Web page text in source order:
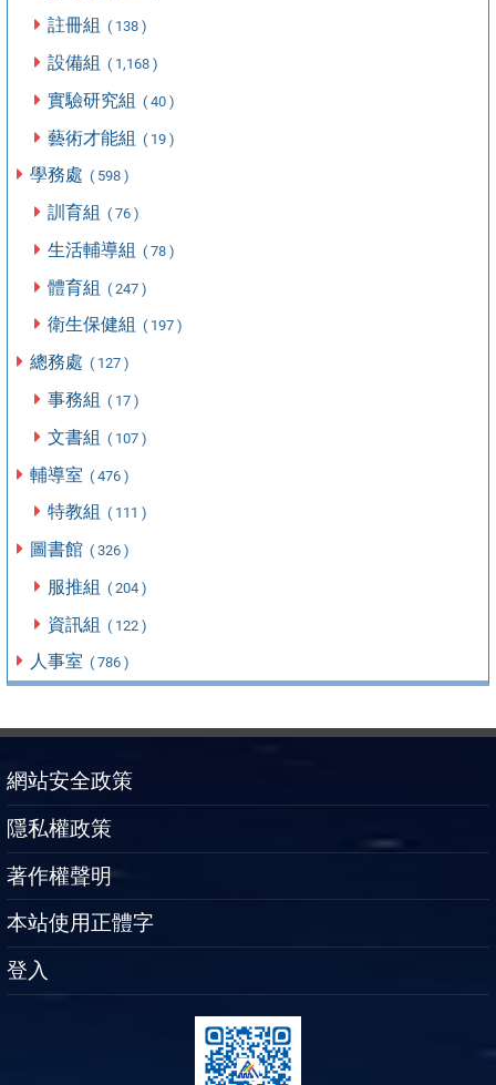
註冊組 ( 138 )
設備組 ( 1,168 )
實驗研究組 ( 40 )
藝術才能組 ( 19 )
學務處 ( 598 )
訓育組 ( 76 )
生活輔導組 ( 78 )
體育組 ( 247 )
衛生保健組 ( 197 )
總務處 ( 127 )
事務組 ( 17 )
文書組 ( 107 )
輔導室 ( 476 )
特教組 ( 111 )
圖書館 ( 326 )
服推組 ( 204 )
資訊組 ( 122 )
人事室 ( 786 )
網站安全政策
隱私權政策
著作權聲明
本站使用正體字
登入